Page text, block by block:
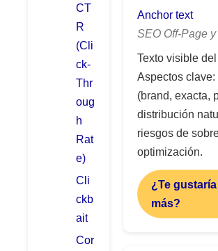
CT
R
(Cli
ck-
Thr
oug
h
Rat
e)
Cli
ckb
ait
Cor
Anchor text
SEO Off-Page
Texto visible
Aspectos clave:
(brand, exacta,
distribución
riesgos de
optimización.
¿Te
más?